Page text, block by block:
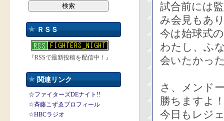
ＲＳＳ
『RSSで最新投稿を配信中！』
関連リンク
☆ファイターズDEナイト!!
☆斉藤こずゑプロフィール
☆HBCラジオ
試合前には
み会見もあ
今は始球式
わたし、ふ
会いたかっ
さ、メンド
勝ちますよ
今日もレジ